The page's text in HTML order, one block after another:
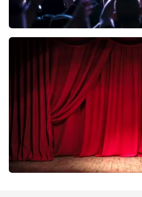
Megadeth
laatste 30 minuten
BESTEL NU